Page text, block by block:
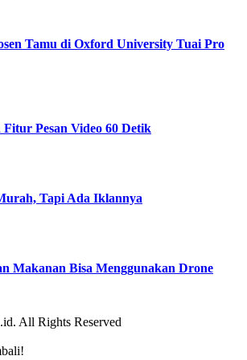
Tamu di Oxford University Tuai Pro
Pesan Video 60 Detik
Tapi Ada Iklannya
Makanan Bisa Menggunakan Drone
All Rights Reserved